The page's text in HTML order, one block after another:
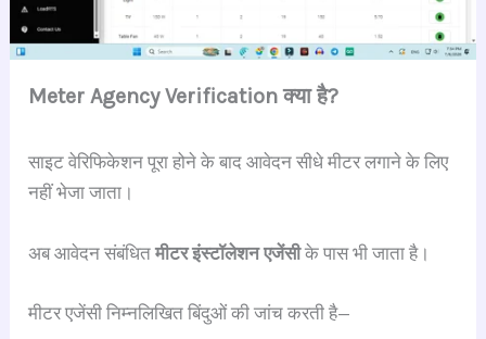
Meter Agency Verification क्या है?
साइट वेरिफिकेशन पूरा होने के बाद आवेदन सीधे मीटर लगाने के लिए
नहीं भेजा जाता।
अब आवेदन संबंधितमीटर इंस्टॉलेशन एजेंसीके पास भी जाता है।
मीटर एजेंसी निम्नलिखित बिंदुओं की जांच करती है—